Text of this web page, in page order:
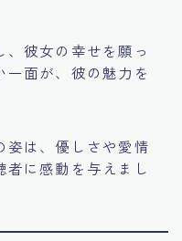
彼女の幸せを願っ
一面が、彼の魅力を
姿は、優しさや愛情
者に感動を与えまし